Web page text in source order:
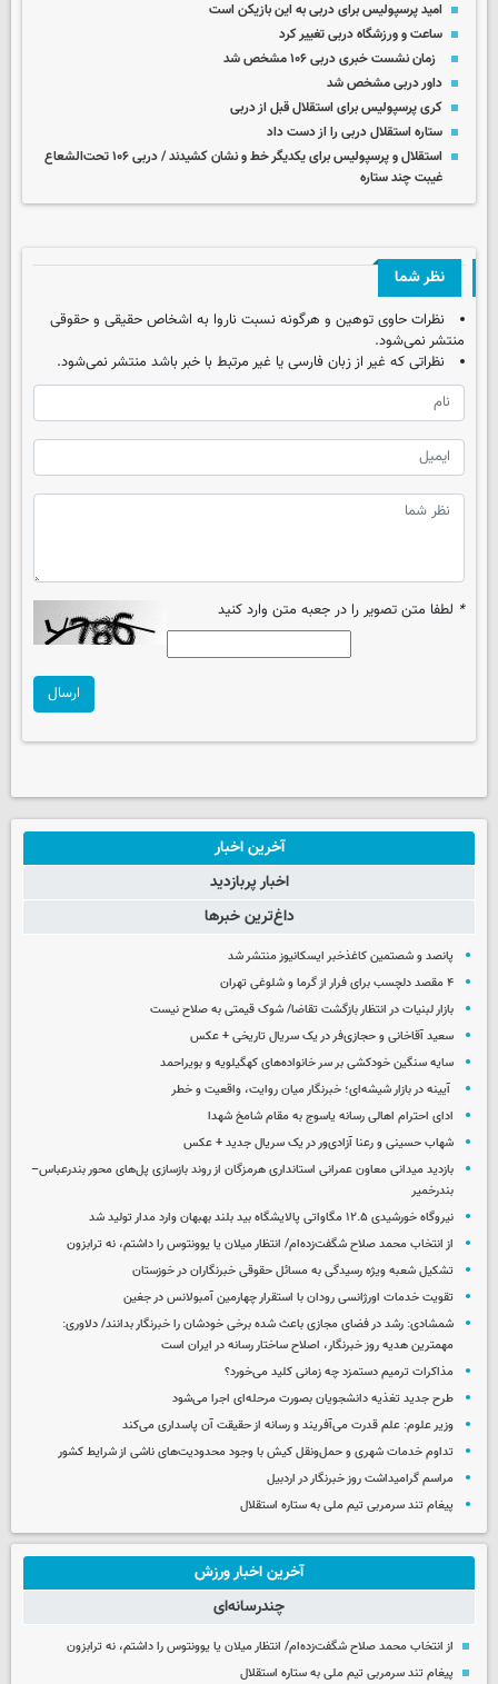
امید پرسپولیس برای دربی به این بازیکن است
ساعت و ورزشگاه دربی تغییر کرد
زمان نشست خبری دربی ۱۰۶ مشخص شد
داور دربی مشخص شد
کری پرسپولیس برای استقلال قبل از دربی
ستاره استقلال دربی را از دست داد
استقلال و پرسپولیس برای یکدیگر خط و نشان کشیدند / دربی ۱۰۶ تحت‌الشعاع
غیبت چند ستاره
نظر شما
نظرات حاوی توهین و هرگونه نسبت ناروا به اشخاص حقیقی و حقوقی
منتشر نمی‌شود.
نظراتی که غیر از زبان فارسی یا غیر مرتبط با خبر باشد منتشر نمی‌شود.
* لطفا متن تصویر را در جعبه متن وارد کنید
ارسال
آخرین اخبار
اخبار پربازدید
داغ‌ترین خبرها
پانصد و شصتمین کاغذخبر ایسکانیوز منتشر شد
۴ مقصد دلچسب برای فرار از گرما و شلوغی تهران
بازار لبنیات در انتظار بازگشت تقاضا/ شوک قیمتی به صلاح نیست
سعید آقاخانی و حجازی‌فر در یک سریال تاریخی + عکس
سایه سنگین خودکشی بر سر خانواده‌های کهگیلویه و بویراحمد
آیینه در بازار شیشه‌ای؛ خبرنگار میان روایت، واقعیت و خطر
ادای احترام اهالی رسانه یاسوج به مقام شامخ شهدا
شهاب حسینی و رعنا آزادی‌ور در یک سریال جدید + عکس
بازدید میدانی معاون عمرانی استانداری هرمزگان از روند بازسازی پل‌های محور بندرعباس–
بندرخمیر
نیروگاه خورشیدی ۱۲.۵ مگاواتی پالایشگاه بید بلند بهبهان وارد مدار تولید شد
از انتخاب محمد صلاح شگفت‌زده‌ام/ انتظار میلان یا یوونتوس را داشتم، نه ترابزون
تشکیل شعبه ویژه رسیدگی به مسائل حقوقی خبرنگاران در خوزستان
تقویت خدمات اورژانسی رودان با استقرار چهارمین آمبولانس در جغین
شمشادی: رشد در فضای مجازی باعث شده برخی خودشان را خبرنگار بدانند/ دلاوری:
مهمترین هدیه‌ روز خبرنگار، اصلاح ساختار رسانه در ایران است
مذاکرات ترمیم دستمزد چه زمانی کلید می‌خورد؟
طرح جدید تغذیه دانشجویان بصورت مرحله‌ای اجرا می‌شود
وزیر علوم: علم قدرت می‌آفریند و رسانه از حقیقت آن پاسداری می‌کند
تداوم خدمات شهری و حمل‌ونقل کیش با وجود محدودیت‌های ناشی از شرایط کشور
مراسم گرامیداشت روز خبرنگار در اردبیل
پیغام تند سرمربی تیم ملی به ستاره استقلال
آخرین اخبار ورزش
چندرسانه‌ای
از انتخاب محمد صلاح شگفت‌زده‌ام/ انتظار میلان یا یوونتوس را داشتم، نه ترابزون
پیغام تند سرمربی تیم ملی به ستاره استقلال